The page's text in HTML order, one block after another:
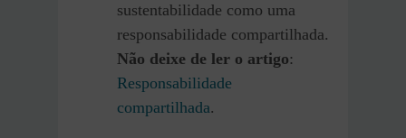
sustentabilidade como uma
responsabilidade compartilhada.
Não deixe de ler o artigo:
Responsabilidade
compartilhada.